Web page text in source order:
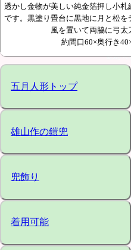
透かし金物が美しい純金箔押し小
です。黒塗り畳台に黒地に月と松
風を置いて両脇に弓太
約間口60×奥行き
五月人形トップ
雄山作の鎧兜
兜飾り
着用可能